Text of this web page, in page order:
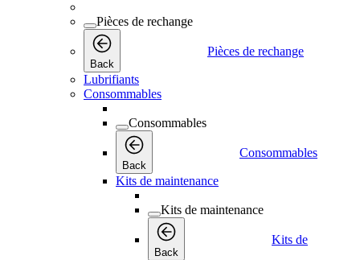
Pièces de rechange
Back
Pièces de rechange
Lubrifiants
Consommables
Consommables
Back
Consommables
Kits de maintenance
Kits de maintenance
Back
Kits de